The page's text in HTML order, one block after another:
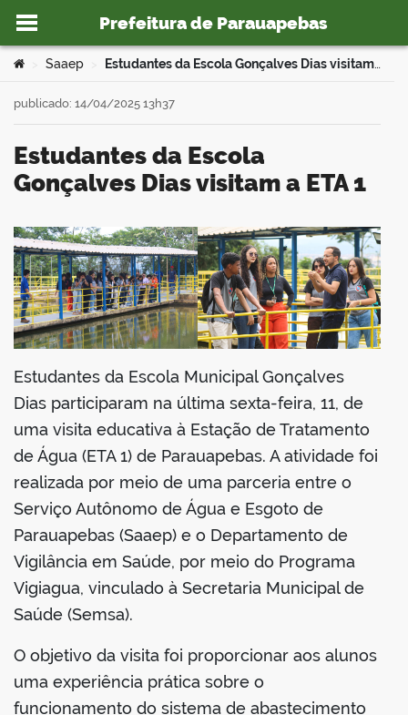
Ir para o conteúdo
Prefeitura de Parauapebas
portal
Você está aqui:
Saaep Estudantes da Escola Gonçalves Dias visitam a ETA 1
Estudantes da Escola
Gonçalves Dias visitam a ETA 1
publicado: 14/04/2025 13h37
Estudantes da Escola Municipal Gonçalves
Dias participaram na última sexta-feira, 11, de
uma visita educativa à Estação de Tratamento
de Água (ETA 1) de Parauapebas. A atividade foi
realizada por meio de uma parceria entre o
Serviço Autônomo de Água e Esgoto de
Parauapebas (Saaep) e o Departamento de
Vigilância em Saúde, por meio do Programa
Vigiagua, vinculado à Secretaria Municipal de
Saúde (Semsa).
O objetivo da visita foi proporcionar aos alunos
uma experiência prática sobre o
funcionamento do sistema de abastecimento